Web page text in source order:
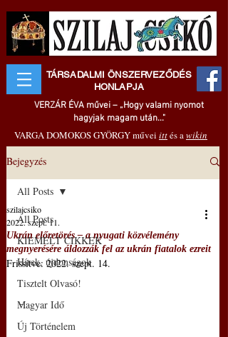
TÁRSADALMI ÖNSZERVEZŐDÉS
HONLAPJA
VERZÁR ÉVA művei – „Hogy valami nyomot
hagyjak magam után..."
VARGA DOMOKOS GYÖRGY művei ittés awikin
Bejegyzés
All Posts
KIEMELT CIKKEK
Hírek, újdonságok
Tisztelt Olvasó!
Magyar Idő
Új Történelem
All Posts
Ukrán előretörés – a nyugati közvélemény
megnyerésére áldozzák fel az ukrán fiatalok ezreit
szilajcsiko
2022. szept. 11.
Frissítve:2022. szept. 14.
–